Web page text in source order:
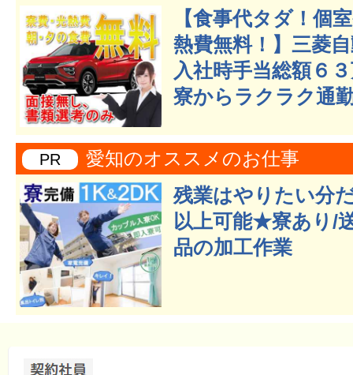
【食事代タダ！個
熱費無料！】三菱
入社時手当総額６
寮からラクラク通
PR 愛知のオススメのお仕事
残業はやりたい分
以上可能★寮あり/
品の加工作業